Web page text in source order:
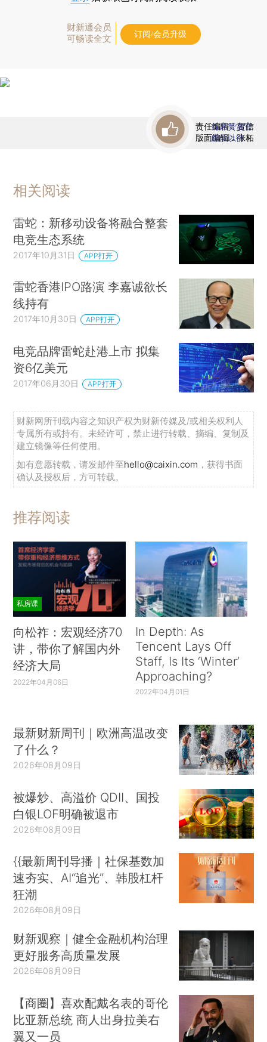
财新通会员
可畅读全文
订阅/会员升级
责任编辑：贺信
版面编辑：张柘
首席赞赏官
虚位以待
相关阅读
雷蛇：新移动设备将融合整套
电竞生态系统
2017年10月31日 APP打开
雷蛇香港IPO路演 李嘉诚欲长
线持有
2017年10月30日 APP打开
电竞品牌雷蛇赴港上市 拟集
资6亿美元
2017年06月30日 APP打开
财新网所刊载内容之知识产权为财新传媒及/或相关权利人
专属所有或持有。未经许可，禁止进行转载、摘编、复制及
建立镜像等任何使用。
如有意愿转载，请发邮件至hello@caixin.com ，获得书面
确认及授权后，方可转载。
推荐阅读
私房课
向松祚：宏观经济70
讲，带你了解国内外
经济大局
2022年04月06日
In Depth: As
Tencent Lays Off
Staff, Is Its ‘Winter’
Approaching?
2022年04月01日
最新财新周刊｜欧洲高温改变
了什么？
2026年08月09日
被爆炒、高溢价 QDII、国投
白银LOF明确被退市
2026年08月09日
{{最新周刊导播｜社保基数加
速夯实、AI“追光”、韩股杠杆
狂潮
2026年08月09日
财新观察｜健全金融机构治理
更好服务高质量发展
2026年08月09日
【商圈】喜欢配戴名表的哥伦
比亚新总统 商人出身拉美右
翼又一员